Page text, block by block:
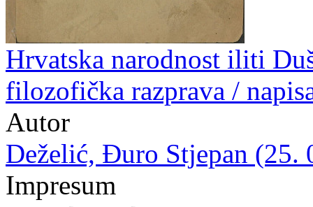
Hrvatska narodnost iliti
filozofička razprava /
Autor
Deželić, Đuro Stjepan (25.
Impresum